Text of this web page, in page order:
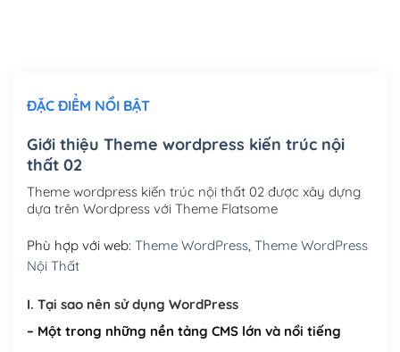
Mua thêm Host + Tên miền
Tên miền quốc tế .com .net .org (1 năm)
(+300,000₫)
Tên miền Việt Nam .vn (1 năm)
Hosting 2GB SSD (1 năm)(+450,000₫)
Hosting 3GB SSD (1 năm)(+550,000₫)
Hosting 5GB SSD (1 năm)
Hosting 8GB SSD (1 năm) (+950,000₫)
ĐẶC ĐIỂM NỔI BẬT
Giới thiệu Theme wordpress kiến trúc nội
thất 02
Theme wordpress kiến trúc nội thất 02 được xây dựng
dựa trên Wordpress với Theme Flatsome
Phù hợp với web: Theme WordPress, Theme WordPress
Nội Thất
I. Tại sao nên sử dụng WordPress
– Một trong những nền tảng CMS lớn và nổi tiếng